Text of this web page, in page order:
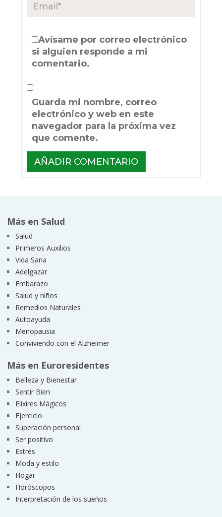
Avísame por correo electrónico
si alguien responde a mi
comentario.
Guarda mi nombre, correo
electrónico y web en este
navegador para la próxima vez
que comente.
Más en Salud
Salud
Primeros Auxilios
Vida Sana
Adelgazar
Embarazo
Salud y niños
Remedios Naturales
Autoayuda
Menopausia
Conviviendo con el Alzheimer
Más en Euroresidentes
Belleza y Bienestar
Sentir Bien
Elixires Mágicos
Ejercicio
Superación personal
Ser positivo
Estrés
Moda y estilo
Hogar
Horóscopos
Interpretación de los sueños